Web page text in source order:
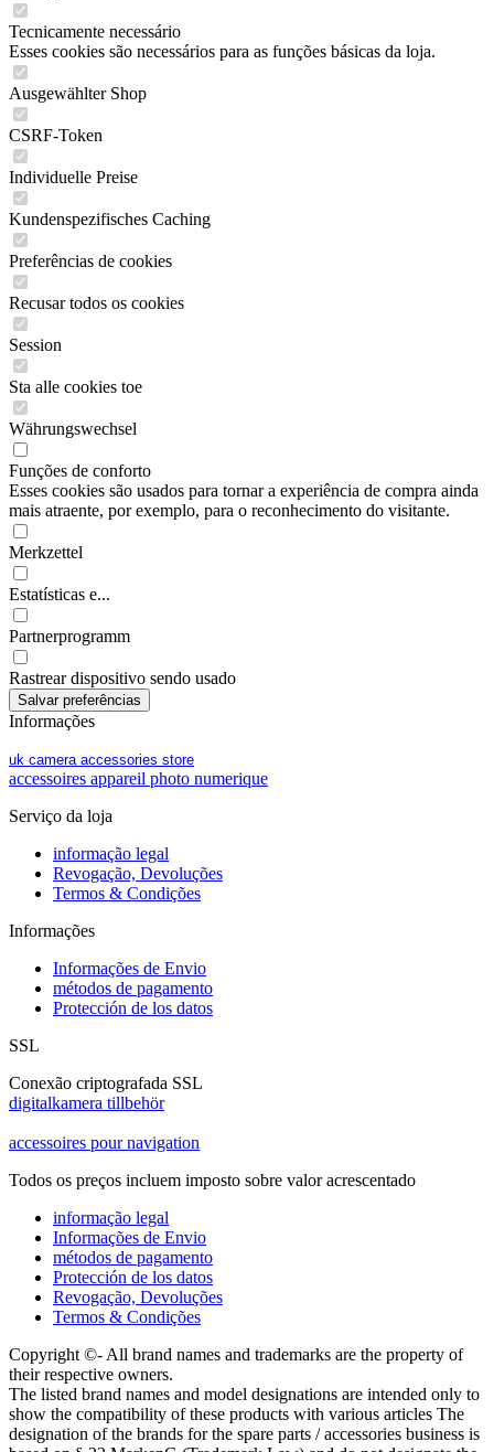
Tecnicamente necessário
Esses cookies são necessários para as funções básicas da loja.
Ausgewählter Shop
CSRF-Token
Individuelle Preise
Kundenspezifisches Caching
Preferências de cookies
Recusar todos os cookies
Session
Sta alle cookies toe
Währungswechsel
Funções de conforto
Esses cookies são usados para tornar a experiência de compra ainda
mais atraente, por exemplo, para o reconhecimento do visitante.
Merkzettel
Estatísticas e...
Partnerprogramm
Rastrear dispositivo sendo usado
Informações
uk camera accessories store
accessoires appareil photo numerique
Serviço da loja
informação legal
Revogação, Devoluções
Termos & Condições
Informações
Informações de Envio
métodos de pagamento
Protección de los datos
SSL
Conexão criptografada SSL
digitalkamera tillbehör
accessoires pour navigation
Todos os preços incluem imposto sobre valor acrescentado
informação legal
Informações de Envio
métodos de pagamento
Protección de los datos
Revogação, Devoluções
Termos & Condições
Copyright ©- All brand names and trademarks are the property of
their respective owners.
The listed brand names and model designations are intended only to
show the compatibility of these products with various articles The
designation of the brands for the spare parts / accessories business is